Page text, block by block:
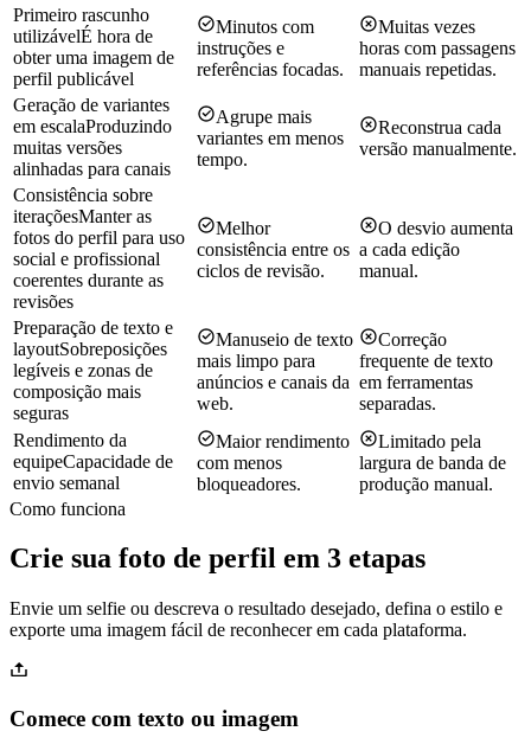
Primeiro rascunho
utilizávelÉ hora de
obter uma imagem de
perfil publicável
Minutos com
instruções e
referências focadas.
Muitas vezes
horas com passagens
manuais repetidas.
Geração de variantes
em escalaProduzindo
muitas versões
alinhadas para canais
Agrupe mais
variantes em menos
tempo.
Reconstrua cada
versão manualmente.
Consistência sobre
iteraçõesManter as
fotos do perfil para uso
social e profissional
coerentes durante as
revisões
Melhor
consistência entre os
ciclos de revisão.
O desvio aumenta
a cada edição
manual.
Preparação de texto e
layoutSobreposições
legíveis e zonas de
composição mais
seguras
Manuseio de texto
mais limpo para
anúncios e canais da
web.
Correção
frequente de texto
em ferramentas
separadas.
Rendimento da
equipeCapacidade de
envio semanal
Maior rendimento
com menos
bloqueadores.
Limitado pela
largura de banda de
produção manual.
Como funciona
Crie sua foto de perfil em 3 etapas
Envie um selfie ou descreva o resultado desejado, defina o estilo e
exporte uma imagem fácil de reconhecer em cada plataforma.
Comece com texto ou imagem